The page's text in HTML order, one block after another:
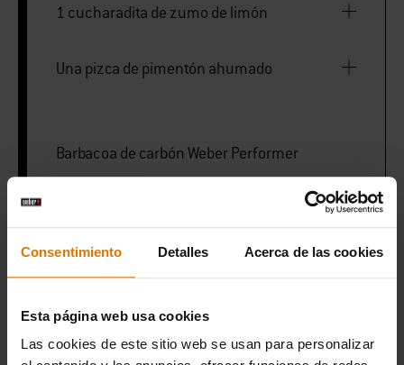
Consentimiento Detalles Acerca de las cookies
Esta página web usa cookies
Las cookies de este sitio web se usan para personalizar
1 cucharadita de zumo de limón
Una pizca de pimentón ahumado
Barbacoa de carbón Weber Performer
Pinzas